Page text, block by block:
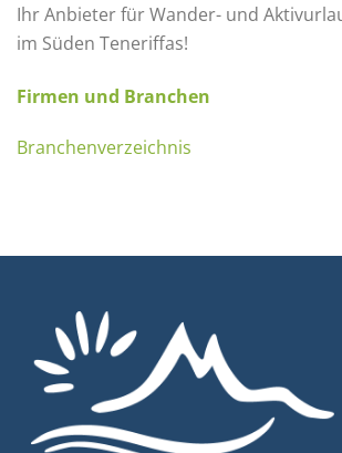
Ihr Anbieter für Wander- und
im Süden Teneriffas!
Firmen und Branchen
Branchenverzeichnis